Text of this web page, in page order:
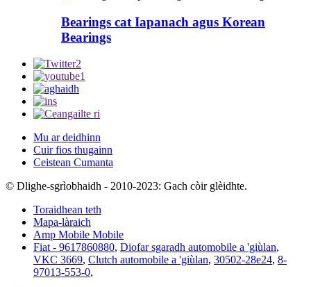
Bearings cat Iapanach agus Korean
Bearings
Mu ar deidhinn
Cuir fios thugainn
Ceistean Cumanta
© Dlighe-sgrìobhaidh - 2010-2023: Gach còir glèidhte.
Toraidhean teth
Mapa-làraich
Amp Mobile Mobile
Fiat - 9617860880, Diofar sgaradh automobile a 'giùlan,
VKC 3669, Clutch automobile a 'giùlan, 30502-28e24, 8-
97013-553-0,